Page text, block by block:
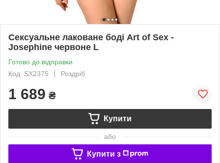
Сексуальне лаковане боді Art of Sex -
Josephine червоне L
Готово до відправки
Код: SX2375
Роздріб
1 689 ₴
Купити
або
Купити з